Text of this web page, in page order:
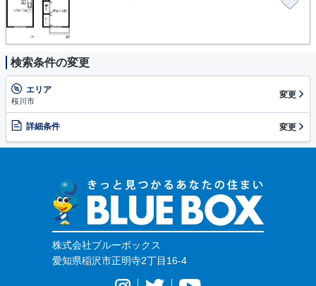
検索条件の変更
エリア
桜川市
変更
詳細条件 変更
株式会社ブルーボックス
愛知県稲沢市正明寺2丁目16-4